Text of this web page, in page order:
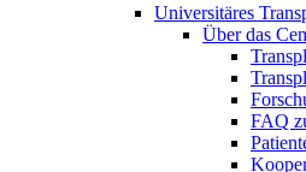
Universitäres
Über das
FAQ